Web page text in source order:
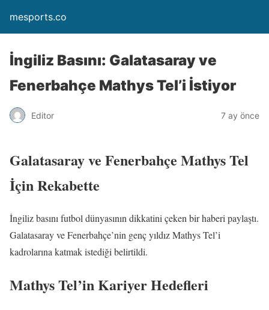
mesports.co
İngiliz Basını: Galatasaray ve
Fenerbahçe Mathys Tel’i İstiyor
Editor 7 ay önce
Galatasaray ve Fenerbahçe Mathys Tel
İçin Rekabette
İngiliz basını futbol dünyasının dikkatini çeken bir haberi paylaştı.
Galatasaray ve Fenerbahçe’nin genç yıldız Mathys Tel’i
kadrolarına katmak istediği belirtildi.
Mathys Tel’in Kariyer Hedefleri